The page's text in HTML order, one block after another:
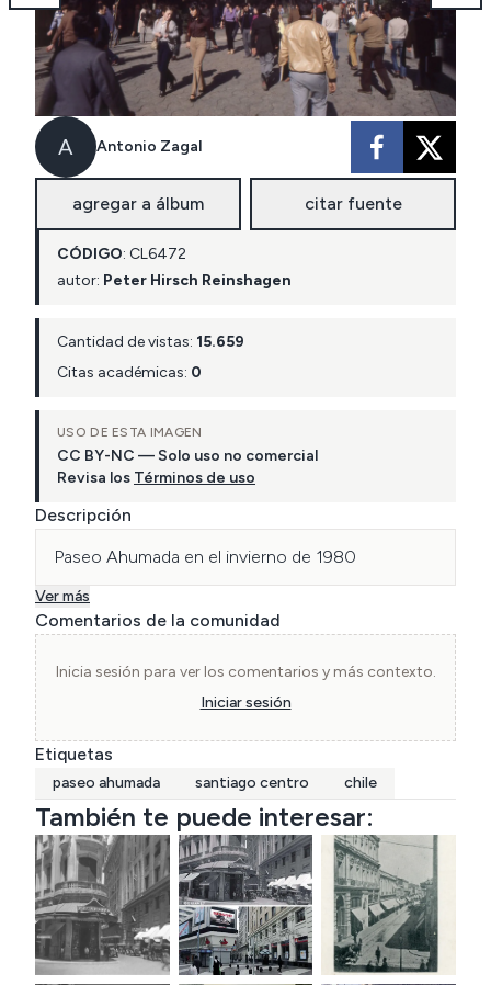
A Antonio Zagal
agregar a álbum citar fuente
CÓDIGO: CL6472
autor: Peter Hirsch Reinshagen
Cantidad de vistas: 15.659
Citas académicas: 0
USO DE ESTA IMAGEN
CC BY-NC — Solo uso no comercial
Revisa los Términos de uso
Descripción
Paseo Ahumada en el invierno de 1980
Ver más
Comentarios de la comunidad
Inicia sesión para ver los comentarios y más contexto.
Iniciar sesión
Etiquetas
paseo ahumada santiago centro chile
También te puede interesar: